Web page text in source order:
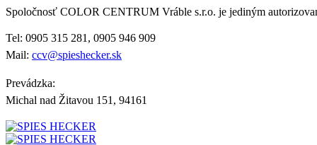
Spoločnosť COLOR CENTRUM Vráble s.r.o. je jediným
Tel: 0905 315 281, 0905 946 909
Mail: ccv@spieshecker.sk
Prevádzka:
Michal nad Žitavou 151, 94161